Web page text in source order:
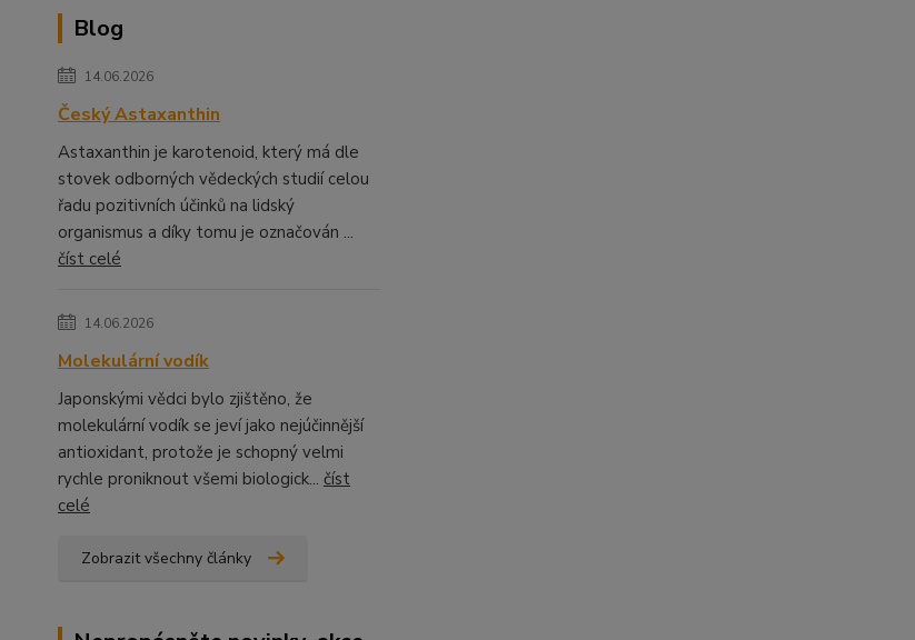
Blog
14.06.2026
Český Astaxanthin
Astaxanthin je karotenoid, který má dle
stovek odborných vědeckých studií celou
řadu pozitivních účinků na lidský
organismus a díky tomu je označován ...
číst celé
14.06.2026
Molekulární vodík
Japonskými vědci bylo zjištěno, že
molekulární vodík se jeví jako nejúčinnější
antioxidant, protože je schopný velmi
rychle proniknout všemi biologick... číst
celé
Zobrazit všechny články